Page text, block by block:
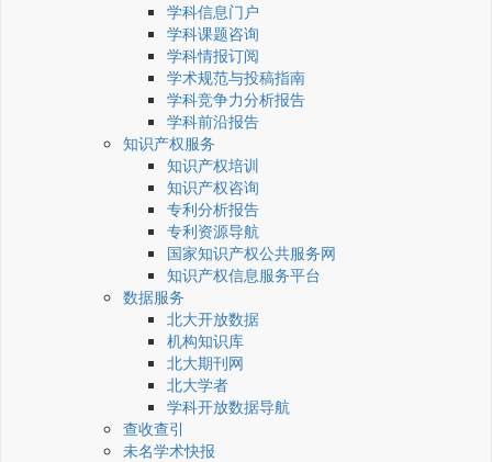
学科信息门户
学科课题咨询
学科情报订阅
学术规范与投稿指南
学科竞争力分析报告
学科前沿报告
知识产权服务
知识产权培训
知识产权咨询
专利分析报告
专利资源导航
国家知识产权公共服务网
知识产权信息服务平台
数据服务
北大开放数据
机构知识库
北大期刊网
北大学者
学科开放数据导航
查收查引
未名学术快报